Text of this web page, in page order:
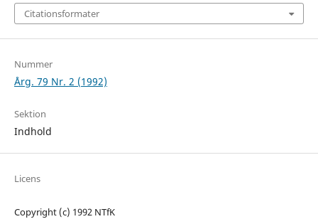
Citationsformater
Nummer
Årg. 79 Nr. 2 (1992)
Sektion
Indhold
Licens
Copyright (c) 1992 NTfK